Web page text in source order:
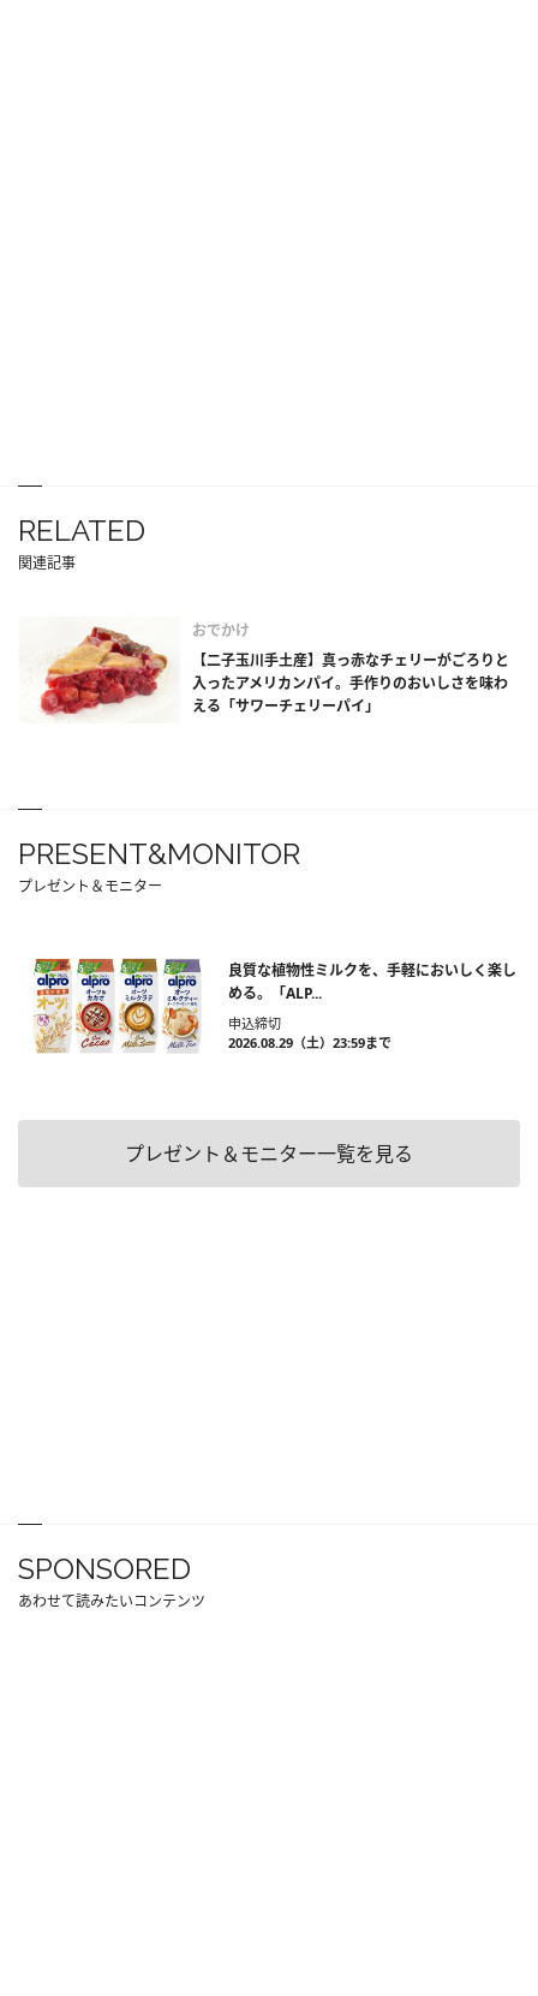
RELATED
関連記事
おでかけ
【二子玉川手土産】真っ赤なチェリーがごろりと
入ったアメリカンパイ。手作りのおいしさを味わ
える「サワーチェリーパイ」
PRESENT&MONITOR
プレゼント＆モニター
良質な植物性ミルクを、手軽においしく楽し
める。「ALP...
申込締切
2026.08.29（土）23:59まで
プレゼント＆モニター一覧を見る
SPONSORED
あわせて読みたいコンテンツ